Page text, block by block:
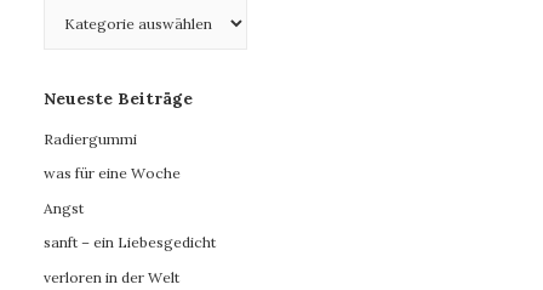
Neueste Beiträge
Radiergummi
was für eine Woche
Angst
sanft – ein Liebesgedicht
verloren in der Welt